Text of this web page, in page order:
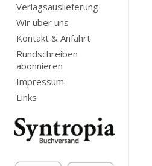
Verlagsauslieferung
Wir über uns
Kontakt & Anfahrt
Rundschreiben
abonnieren
Impressum
Links